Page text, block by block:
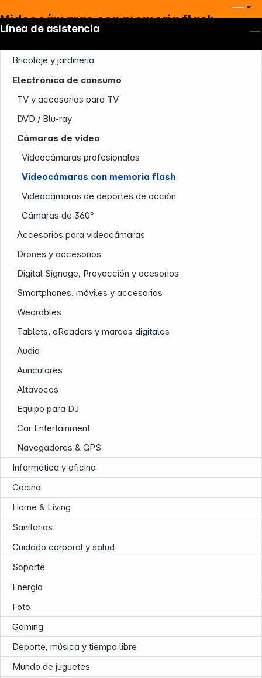
Videocámaras con memoria flash
Bricolaje y jardinería
Electrónica de consumo
TV y accesorios para TV
DVD / Blu-ray
Cámaras de vídeo
Videocámaras profesionales
Videocámaras con memoria flash
Videocámaras de deportes de acción
Cámaras de 360°
Accesorios para videocámaras
Drones y accesorios
Digital Signage, Proyección y acesorios
Smartphones, móviles y accesorios
Wearables
Tablets, eReaders y marcos digitales
Audio
Auriculares
Altavoces
Equipo para DJ
Car Entertainment
Navegadores & GPS
Informática y oficina
Cocina
Home & Living
Sanitarios
Cuidado corporal y salud
Soporte
Energía
Foto
Gaming
Deporte, música y tiempo libre
Mundo de juguetes
Línea de asistencia
Infoterminal
News